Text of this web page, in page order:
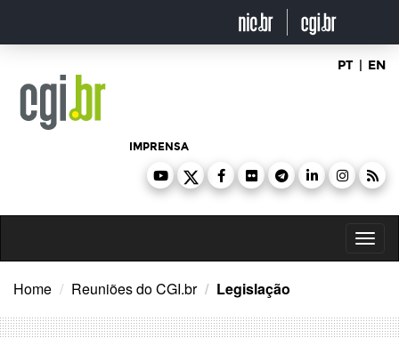
o
PT | EN
IMPRENSA
Home Reuniões do CGI.br Legislação